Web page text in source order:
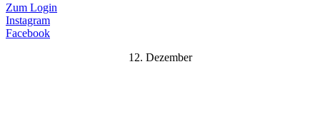
Zum Login
Instagram
Facebook
12. Dezember